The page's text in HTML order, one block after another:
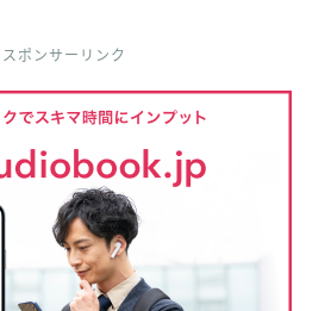
スポンサーリンク